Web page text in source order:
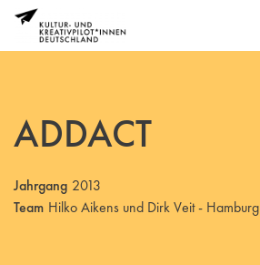
ADDACT
Jahrgang 2013
Team Hilko Aikens und Dirk Veit - Hamburg